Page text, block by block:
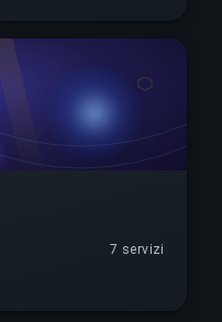
7 servizi